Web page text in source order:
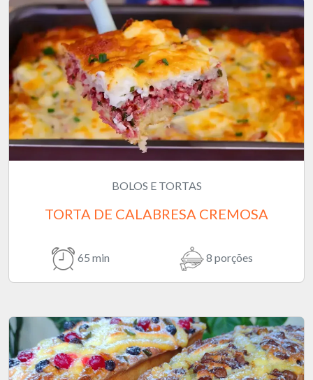
BOLOS E TORTAS
TORTA DE CALABRESA CREMOSA
65 min 8 porções